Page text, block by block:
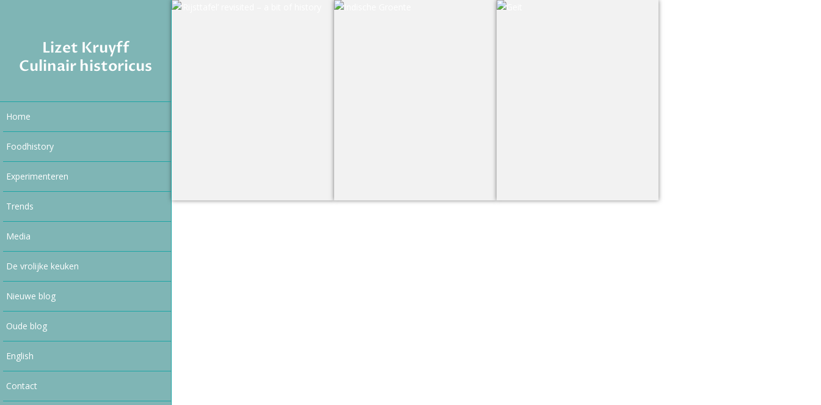
Lizet Kruyff
Culinair historicus
Home
Foodhistory
Experimenteren
Trends
Media
De vrolijke keuken
Nieuwe blog
Oude blog
English
Contact